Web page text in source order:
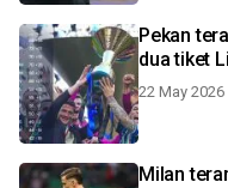
Pekan
dua tiket
22 May 2026
Milan